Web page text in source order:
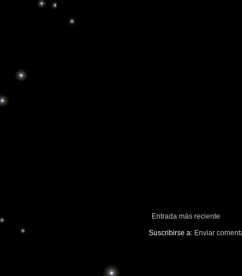
Entrada más reciente
Suscribirse a: Enviar